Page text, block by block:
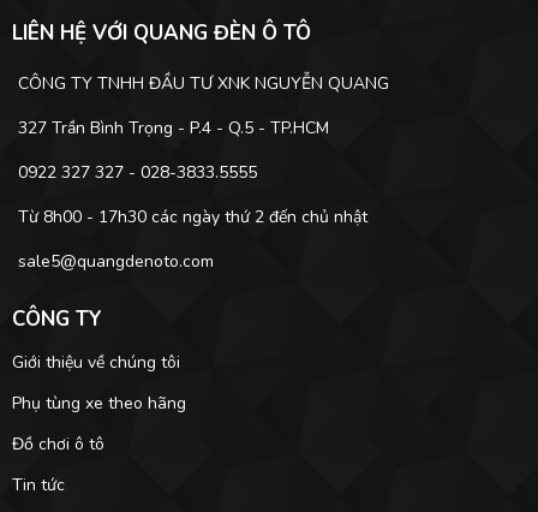
LIÊN HỆ VỚI QUANG ĐÈN Ô TÔ
CÔNG TY TNHH ĐẦU TƯ XNK NGUYỄN QUANG
327 Trần Bình Trọng - P.4 - Q.5 - TP.HCM
0922 327 327 - 028-3833.5555
Từ 8h00 - 17h30 các ngày thứ 2 đến chủ nhật
sale5@quangdenoto.com
CÔNG TY
Giới thiệu về chúng tôi
Phụ tùng xe theo hãng
Đồ chơi ô tô
Tin tức